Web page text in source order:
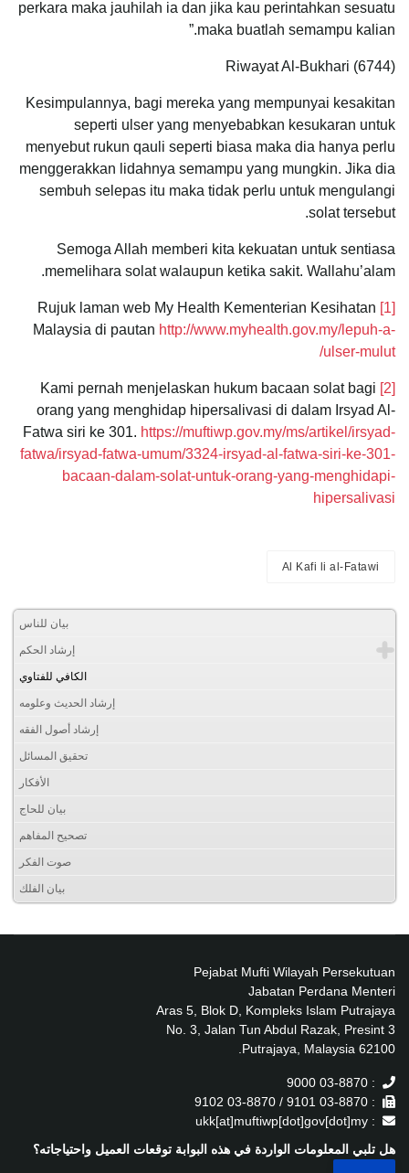
perkara maka jauhilah ia dan jika kau perintahkan sesuatu
maka buatlah semampu kalian.”
Riwayat Al-Bukhari (6744)
Kesimpulannya, bagi mereka yang mempunyai kesakitan
seperti ulser yang menyebabkan kesukaran untuk
menyebut rukun qauli seperti biasa maka dia hanya perlu
menggerakkan lidahnya semampu yang mungkin. Jika dia
sembuh selepas itu maka tidak perlu untuk mengulangi
solat tersebut.
Semoga Allah memberi kita kekuatan untuk sentiasa
memelihara solat walaupun ketika sakit. Wallahu’alam.
[1]
Rujuk laman web My Health Kementerian Kesihatan
Malaysia di pautan http://www.myhealth.gov.my/lepuh-a-
ulser-mulut/
[2]
Kami pernah menjelaskan hukum bacaan solat bagi
orang yang menghidap hipersalivasi di dalam Irsyad Al-
Fatwa siri ke 301. https://muftiwp.gov.my/ms/artikel/irsyad-
fatwa/irsyad-fatwa-umum/3324-irsyad-al-fatwa-siri-ke-301-
bacaan-dalam-solat-untuk-orang-yang-menghidapi-
hipersalivasi
Al Kafi li al-Fatawi
بيان للناس
إرشاد الحكم
الكافي للفتاوي
إرشاد الحديث وعلومه
إرشاد أصول الفقه
تحقيق المسائل
الأفكار
بيان للحاج
تصحيح المفاهم
صوت الفكر
بيان الفلك
Pejabat Mufti Wilayah Persekutuan
Jabatan Perdana Menteri
Aras 5, Blok D, Kompleks Islam Putrajaya
No. 3, Jalan Tun Abdul Razak, Presint 3
62100 Putrajaya, Malaysia.
: 03-8870 9000
: 03-8870 9101 / 03-8870 9102
: ukk[at]muftiwp[dot]gov[dot]my
هل تلبي المعلومات الواردة في هذه البوابة توقعات العميل واحتياجاته؟